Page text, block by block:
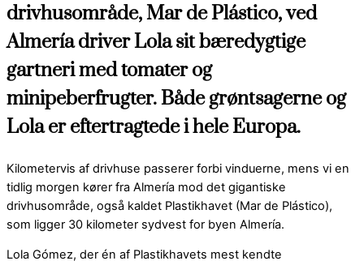
drivhusområde, Mar de Plástico, ved
Almería driver Lola sit bæredygtige
gartneri med tomater og
minipeberfrugter. Både grøntsagerne og
Lola er eftertragtede i hele Europa.
Kilometervis af drivhuse passerer forbi vinduerne, mens vi en
tidlig morgen kører fra Almería mod det gigantiske
drivhusområde, også kaldet Plastikhavet (Mar de Plástico),
som ligger 30 kilometer sydvest for byen Almería.
Lola Gómez, der én af Plastikhavets mest kendte